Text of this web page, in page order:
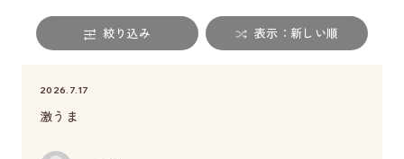
絞り込み 表示：新しい順
2026.7.17
激うま